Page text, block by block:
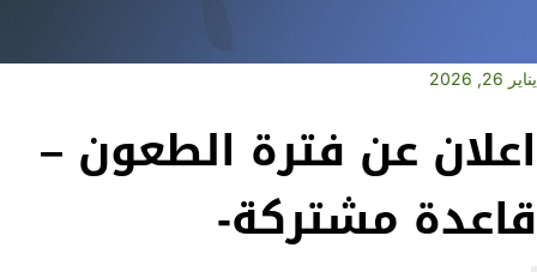
يناير 26, 2026
اعلان عن فترة الطعون –
قاعدة مشتركة-